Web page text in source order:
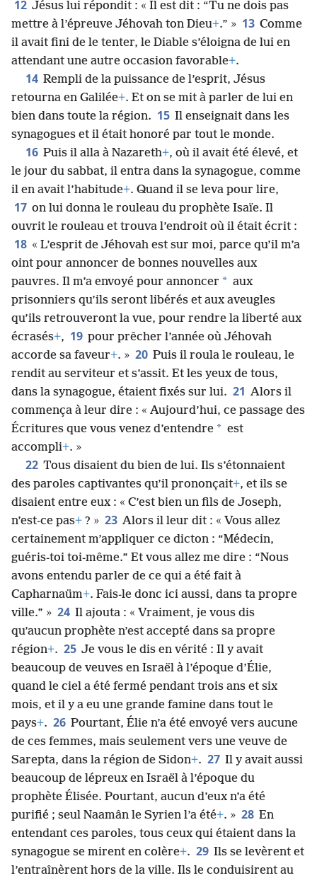
12 Jésus lui répondit : « Il est dit : “Tu ne dois pas
mettre à l’épreuve Jéhovah ton Dieu+.” » 13 Comme
il avait fini de le tenter, le Diable s’éloigna de lui en
attendant une autre occasion favorable+.
14 Rempli de la puissance de l’esprit, Jésus
retourna en Galilée+. Et on se mit à parler de lui en
bien dans toute la région. 15 Il enseignait dans les
synagogues et il était honoré par tout le monde.
16 Puis il alla à Nazareth+, où il avait été élevé, et
le jour du sabbat, il entra dans la synagogue, comme
il en avait l’habitude+. Quand il se leva pour lire,
17 on lui donna le rouleau du prophète Isaïe. Il
ouvrit le rouleau et trouva l’endroit où il était écrit :
18 « L’esprit de Jéhovah est sur moi, parce qu’il m’a
oint pour annoncer de bonnes nouvelles aux
pauvres. Il m’a envoyé pour annoncer * aux
prisonniers qu’ils seront libérés et aux aveugles
qu’ils retrouveront la vue, pour rendre la liberté aux
écrasés+, 19 pour prêcher l’année où Jéhovah
accorde sa faveur+. » 20 Puis il roula le rouleau, le
rendit au serviteur et s’assit. Et les yeux de tous,
dans la synagogue, étaient fixés sur lui. 21 Alors il
commença à leur dire : « Aujourd’hui, ce passage des
Écritures que vous venez d’entendre * est
accompli+. »
22 Tous disaient du bien de lui. Ils s’étonnaient
des paroles captivantes qu’il prononçait+, et ils se
disaient entre eux : « C’est bien un fils de Joseph,
n’est-ce pas+ ? » 23 Alors il leur dit : « Vous allez
certainement m’appliquer ce dicton : “Médecin,
guéris-toi toi-même.” Et vous allez me dire : “Nous
avons entendu parler de ce qui a été fait à
Capharnaüm+. Fais-le donc ici aussi, dans ta propre
ville.” » 24 Il ajouta : « Vraiment, je vous dis
qu’aucun prophète n’est accepté dans sa propre
région+. 25 Je vous le dis en vérité : Il y avait
beaucoup de veuves en Israël à l’époque d’Élie,
quand le ciel a été fermé pendant trois ans et six
mois, et il y a eu une grande famine dans tout le
pays+. 26 Pourtant, Élie n’a été envoyé vers aucune
de ces femmes, mais seulement vers une veuve de
Sarepta, dans la région de Sidon+. 27 Il y avait aussi
beaucoup de lépreux en Israël à l’époque du
prophète Élisée. Pourtant, aucun d’eux n’a été
purifié ; seul Naamân le Syrien l’a été+. » 28 En
entendant ces paroles, tous ceux qui étaient dans la
synagogue se mirent en colère+. 29 Ils se levèrent et
l’entraînèrent hors de la ville. Ils le conduisirent au